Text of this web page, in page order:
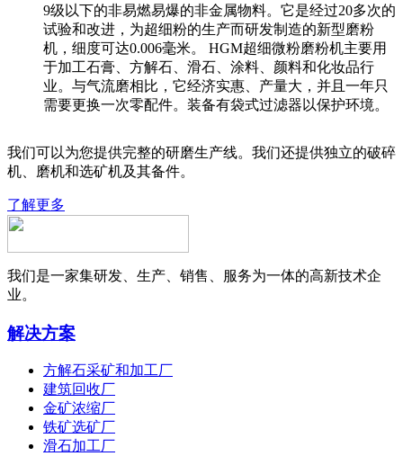
9级以下的非易燃易爆的非金属物料。它是经过20多次的
试验和改进，为超细粉的生产而研发制造的新型磨粉
机，细度可达0.006毫米。 HGM超细微粉磨粉机主要用
于加工石膏、方解石、滑石、涂料、颜料和化妆品行
业。与气流磨相比，它经济实惠、产量大，并且一年只
需要更换一次零配件。装备有袋式过滤器以保护环境。
我们可以为您提供完整的研磨生产线。我们还提供独立的破碎
机、磨机和选矿机及其备件。
了解更多
我们是一家集研发、生产、销售、服务为一体的高新技术企
业。
解决方案
方解石采矿和加工厂
建筑回收厂
金矿浓缩厂
铁矿选矿厂
滑石加工厂